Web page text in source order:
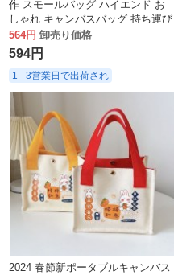
作 スモールバッグ ハイエンド お
しゃれ キャンバスバッグ 持ち運び
お出かけ ランチボックス ハンドバ
ッグ
564円 卸売り価格
594円
1 - 3営業日で出荷され
2024 春節新ポータブルキャンバス